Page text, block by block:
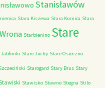
Stanisławów
Stara Kiszewa Stara Kornica Stara
Starbienino Stare
Stare Juchy Stare Osieczno
Starogard Stary Brus Stary
Stawisko Stawno Stegna Stilo